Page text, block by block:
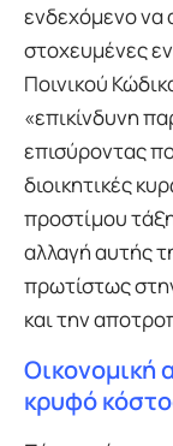
ενδεχόμενο να
στοχευμένες
Ποινικού
«επικίνδυνη
επισύροντας
διοικητικές
προστίμου
αλλαγή αυτής
πρωτίστως
και την
Οικονομική
κρυφό